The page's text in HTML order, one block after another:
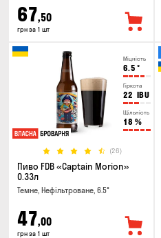
67,50
грн за 1 шт
Міцність
6.5 °
Гіркота
22 IBU
Щільність
18 %
(26)
Пиво FDB «Captain Morion»
0.33л
Темне, Нефільтроване, 6.5°
47,00
грн за 1 шт